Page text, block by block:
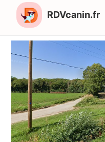
RDVcanin.fr